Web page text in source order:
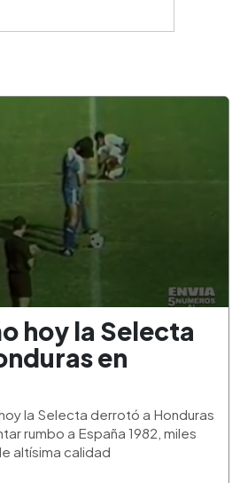
hoy la Selecta
en
la Selecta derrotó a Honduras
rumbo a España 1982, miles
altísima calidad